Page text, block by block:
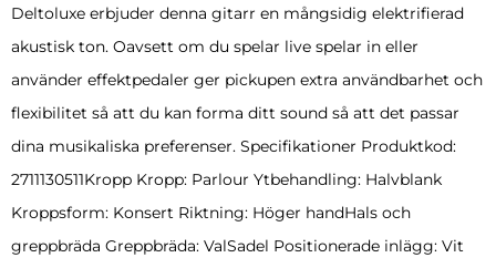
Deltoluxe erbjuder denna gitarr en mångsidig elektrifierad
akustisk ton. Oavsett om du spelar live spelar in eller
använder effektpedaler ger pickupen extra användbarhet och
flexibilitet så att du kan forma ditt sound så att det passar
dina musikaliska preferenser. Specifikationer Produktkod:
2711130511Kropp Kropp: Parlour Ytbehandling: Halvblank
Kroppsform: Konsert Riktning: Höger handHals och
greppbräda Greppbräda: ValSadel Positionerade inlägg: Vit